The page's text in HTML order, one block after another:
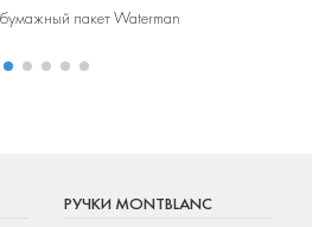
пакет Waterman
РУЧКИ MONTBLANC